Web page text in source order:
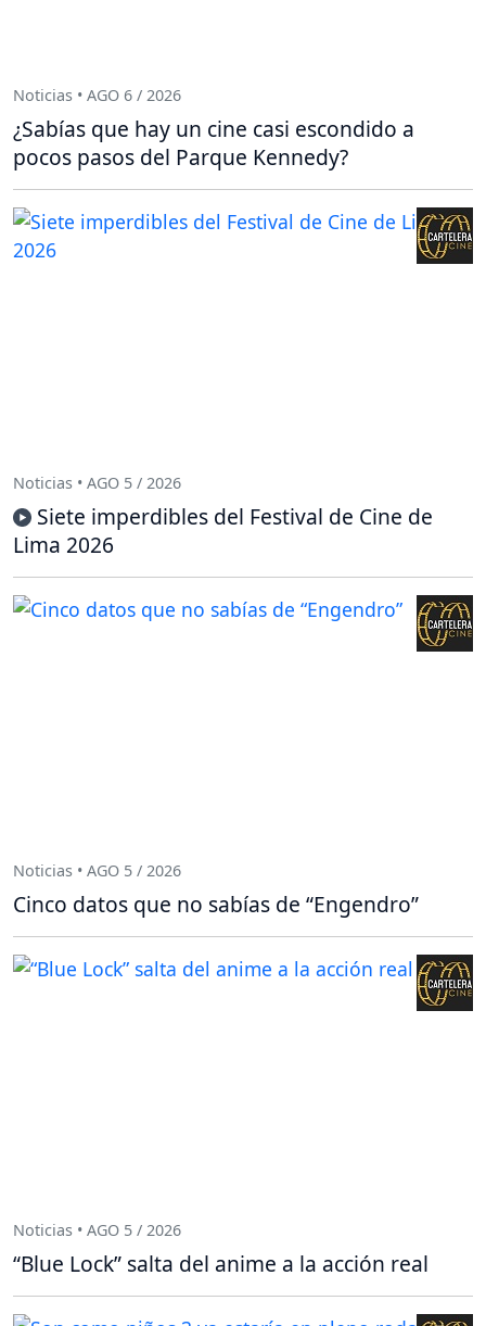
Noticias • AGO 6 / 2026
¿Sabías que hay un cine casi escondido a
pocos pasos del Parque Kennedy?
Noticias • AGO 5 / 2026
Siete imperdibles del Festival de Cine de
Lima 2026
Noticias • AGO 5 / 2026
Cinco datos que no sabías de “Engendro”
Noticias • AGO 5 / 2026
“Blue Lock” salta del anime a la acción real